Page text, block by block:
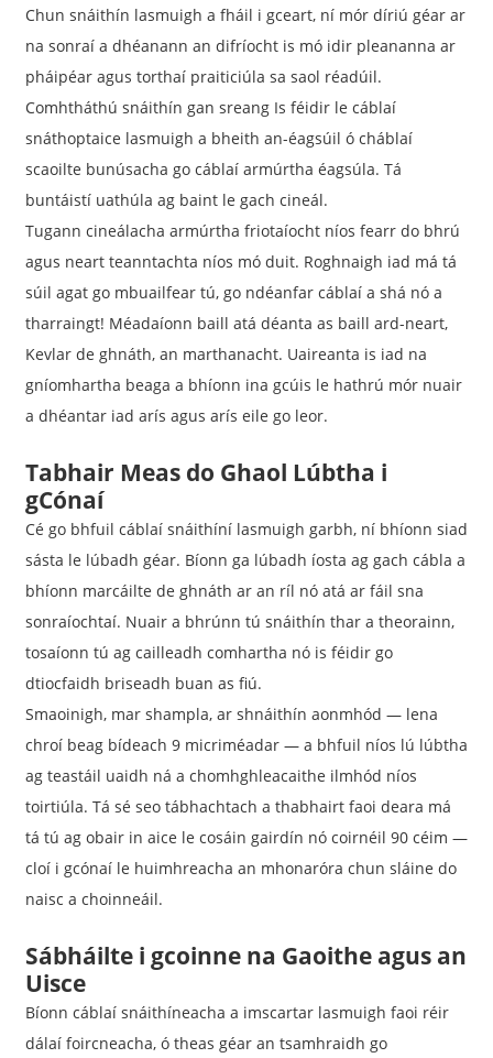
Chun snáithín lasmuigh a fháil i gceart, ní mór díriú géar ar
na sonraí a dhéanann an difríocht is mó idir pleananna ar
pháipéar agus torthaí praiticiúla sa saol réadúil.
Comhtháthú snáithín gan sreang Is féidir le cáblaí
snáthoptaice lasmuigh a bheith an-éagsúil ó cháblaí
scaoilte bunúsacha go cáblaí armúrtha éagsúla. Tá
buntáistí uathúla ag baint le gach cineál.
Tugann cineálacha armúrtha friotaíocht níos fearr do bhrú
agus neart teanntachta níos mó duit. Roghnaigh iad má tá
súil agat go mbuailfear tú, go ndéanfar cáblaí a shá nó a
tharraingt! Méadaíonn baill atá déanta as baill ard-neart,
Kevlar de ghnáth, an marthanacht. Uaireanta is iad na
gníomhartha beaga a bhíonn ina gcúis le hathrú mór nuair
a dhéantar iad arís agus arís eile go leor.
Tabhair Meas do Ghaol Lúbtha i
gCónaí
Cé go bhfuil cáblaí snáithíní lasmuigh garbh, ní bhíonn siad
sásta le lúbadh géar. Bíonn ga lúbadh íosta ag gach cábla a
bhíonn marcáilte de ghnáth ar an ríl nó atá ar fáil sna
sonraíochtaí. Nuair a bhrúnn tú snáithín thar a theorainn,
tosaíonn tú ag cailleadh comhartha nó is féidir go
dtiocfaidh briseadh buan as fiú.
Smaoinigh, mar shampla, ar shnáithín aonmhód — lena
chroí beag bídeach 9 micriméadar — a bhfuil níos lú lúbtha
ag teastáil uaidh ná a chomhghleacaithe ilmhód níos
toirtiúla. Tá sé seo tábhachtach a thabhairt faoi deara má
tá tú ag obair in aice le cosáin gairdín nó coirnéil 90 céim —
cloí i gcónaí le huimhreacha an mhonaróra chun sláine do
naisc a choinneáil.
Sábháilte i gcoinne na Gaoithe agus an
Uisce
Bíonn cáblaí snáithíneacha a imscartar lasmuigh faoi réir
dálaí foircneacha, ó theas géar an tsamhraidh go